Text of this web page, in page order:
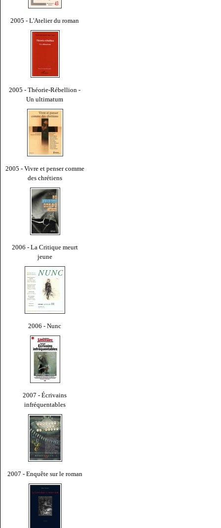
2005 - L'Atelier du roman
2005 - Théorie-Rébellion -
Un ultimatum
2005 - Vivre et penser comme
des chrétiens
2006 - La Critique meurt
jeune
2006 - Nunc
2007 - Écrivains
infréquentables
2007 - Enquête sur le roman